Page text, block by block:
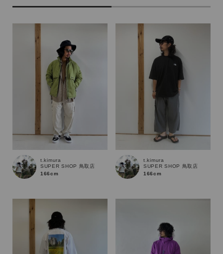
MENS KIDS
カテゴリ
サイズ
t.kimura
SUPER SHOP 鳥取店
166cm
t.kimura
SUPER SHOP 鳥取店
166cm